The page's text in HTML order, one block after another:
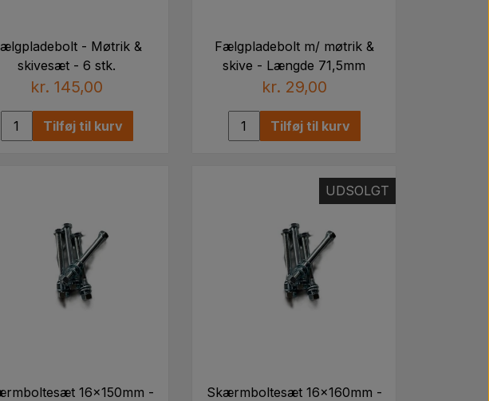
- Møtrik &
skivesæt - 6 stk.
kr. 145,00
Tilføj til kurv
Fælgpladebolt m/ møtrik &
skive - Længde 71,5mm
kr. 29,00
Tilføj til kurv
16x150mm -
UDSOLGT
Skærmboltesæt 16x160mm -